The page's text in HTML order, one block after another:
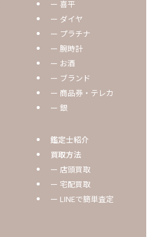
ー 喜平
ー ダイヤ
ー プラチナ
ー 腕時計
ー お酒
ー ブランド
ー 商品券・テレカ
ー 銀
鑑定士紹介
買取方法
ー 店頭買取
ー 宅配買取
ー LINEで簡単査定